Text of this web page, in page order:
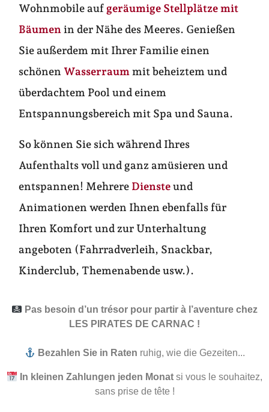
Wohnmobile aufgeräumige Stellplätze mit
Bäumen in der Nähe des Meeres. Genießen
Sie außerdem mit Ihrer Familie einen
schönenWasserraum mit beheiztem und
überdachtem Pool und einem
Entspannungsbereich mit Spa und Sauna.
So können Sie sich während Ihres
Aufenthalts voll und ganz amüsieren und
entspannen! Mehrere Diensteund
Animationen werden Ihnen ebenfalls für
Ihren Komfort und zur Unterhaltung
angeboten (Fahrradverleih, Snackbar,
Kinderclub, Themenabende usw.).
Pas besoin d’un trésor pour partir à l’aventure chez
LES PIRATES DE CARNAC !
Bezahlen Sie in Raten ruhig, wie die Gezeiten...
In kleinen Zahlungen jeden Monat si vous le souhaitez,
sans prise de tête !